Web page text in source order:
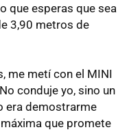
que esperas que sea
3,90 metros de
me metí con el MINI
conduje yo, sino un
era demostrarme
que promete